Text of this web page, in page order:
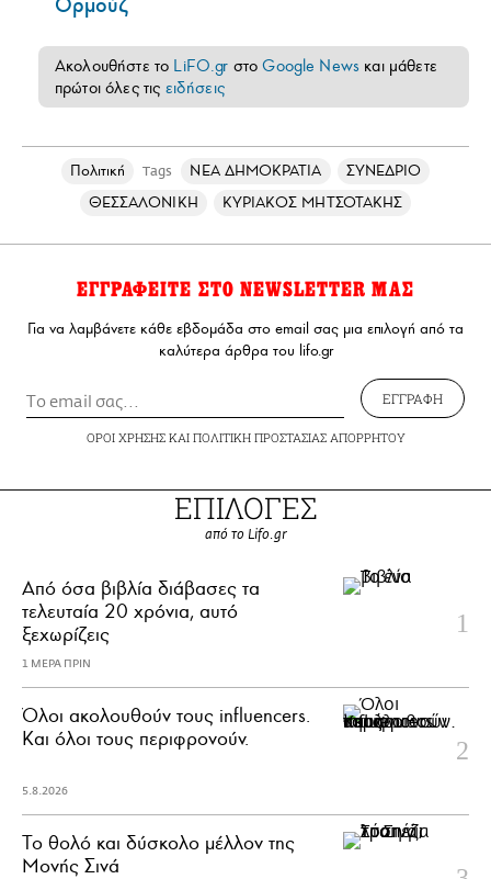
Ακολουθήστε το LiFO.gr στοGoogle News και μάθετε
πρώτοι όλες τις ειδήσεις
Πολιτική Tags ΝΕΑ ΔΗΜΟΚΡΑΤΙΑ
ΣΥΝΕΔΡΙΟ
ΘΕΣΣΑΛΟΝΙΚΗ
ΚΥΡΙΑΚΟΣ ΜΗΤΣΟΤΑΚΗΣ
ΕΓΓΡΑΦΕΙΤΕ ΣΤΟ NEWSLETTER ΜΑΣ
Για να λαμβάνετε κάθε εβδομάδα στο email σας μια επιλογή από τα
καλύτερα άρθρα του lifo.gr
ΕΓΓΡΑΦΗ
ΟΡΟΙ ΧΡΗΣΗΣΚΑΙ ΠΟΛΙΤΙΚΗ ΠΡΟΣΤΑΣΙΑΣ ΑΠΟΡΡΗΤΟΥ
ΕΠΙΛΟΓΕΣ
από το Lifo.gr
Από όσα βιβλία διάβασες τα
τελευταία 20 χρόνια, αυτό
ξεχωρίζεις
1 ΜΕΡΑ ΠΡΙΝ
Όλοι ακολουθούν τους influencers.
Και όλοι τους περιφρονούν.
5.8.2026
Το θολό και δύσκολο μέλλον της
Μονής Σινά